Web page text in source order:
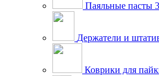
Паяльные пасты 3
Держатели и
Коврики для